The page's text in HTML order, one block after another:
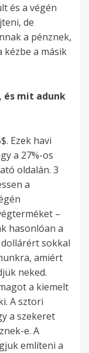
és a végén
de
a pénznek,
kézbe a másik
mit adunk
Ezek havi
a 27%-os
oldalán. 3
a
–
hasonlóan a
sokkal
amiért
neked.
a kiemelt
A sztori
a szekeret
e. A
említeni a